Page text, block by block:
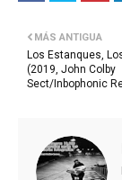
MÁS ANTIGUA
Los Estanques,
(2019, John Colby
Sect/Inbophonic